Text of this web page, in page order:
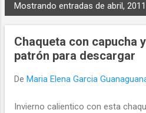
POLÍTICA DE
E
n
Mostrando entradas de abril, 2011
Chaqueta con capucha
patrón para descargar
De Maria Elena Garcia
Invierno calientico con esta